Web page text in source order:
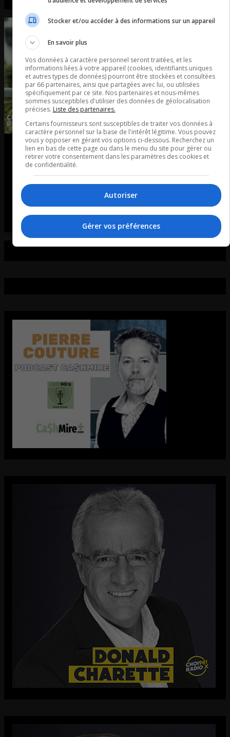
Le cannabis médical comme
traitement
Entretient avec Marc André Brissette Hebert de chez
solution cannabis médical
Stocker et/ou accéder à des informations sur un appareil
En savoir plus
Vos données à caractère personnel seront traitées, et les
informations liées à votre appareil (cookies, identifiants uniques
et autres types de données) pourront être stockées et consultées
par 66 partenaires, ainsi que partagées avec lui, ou utilisées
spécifiquement par ce site. Nos partenaires et nous-mêmes
sommes susceptibles d'utiliser des données de géolocalisation
précises. Liste des partenaires.
Certains fournisseurs sont susceptibles de traiter vos données à
caractère personnel sur la base de l'intérêt légitime. Vous pouvez
vous y opposer en gérant vos options ci-dessous. Recherchez un
lien en bas de cette page ou dans le menu du site pour gérer ou
retirer votre consentement dans les paramètres des cookies et
de confidentialité.
Autoriser
Gérer vos préférences